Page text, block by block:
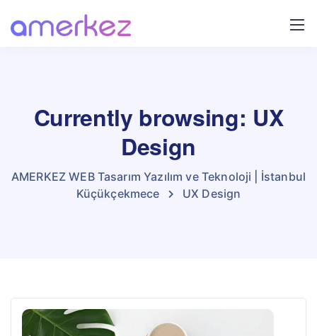
Currently browsing: UX
Design
AMERKEZ WEB Tasarım Yazılım ve Teknoloji | İstanbul
Küçükçekmece
UX Design